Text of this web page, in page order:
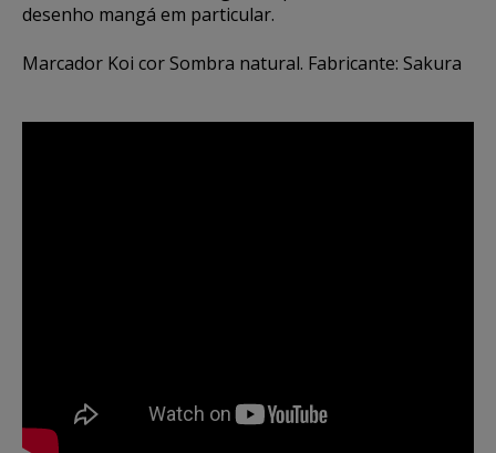
desenho mangá em particular.
Marcador Koi cor Sombra natural. Fabricante: Sakura